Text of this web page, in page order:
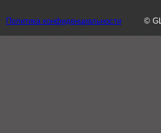
Политика конфиденциальности ©